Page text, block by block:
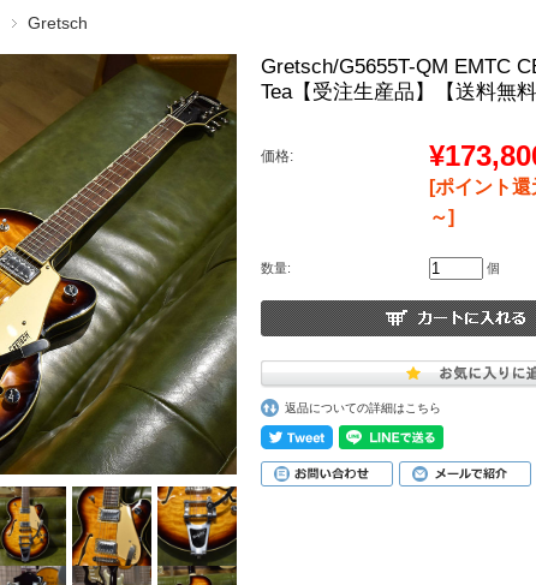
Gretsch
Gretsch/G5655T-QM EMTC
Tea【受注生産品】【送料無料
価格:
[ポイント
～]
数量: 個
返品についての詳細はこちら